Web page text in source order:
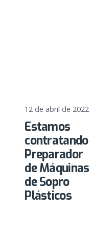
12 de abril de 2022
Estamos
contratando
Preparador
de Máquinas
de Sopro
Plásticos